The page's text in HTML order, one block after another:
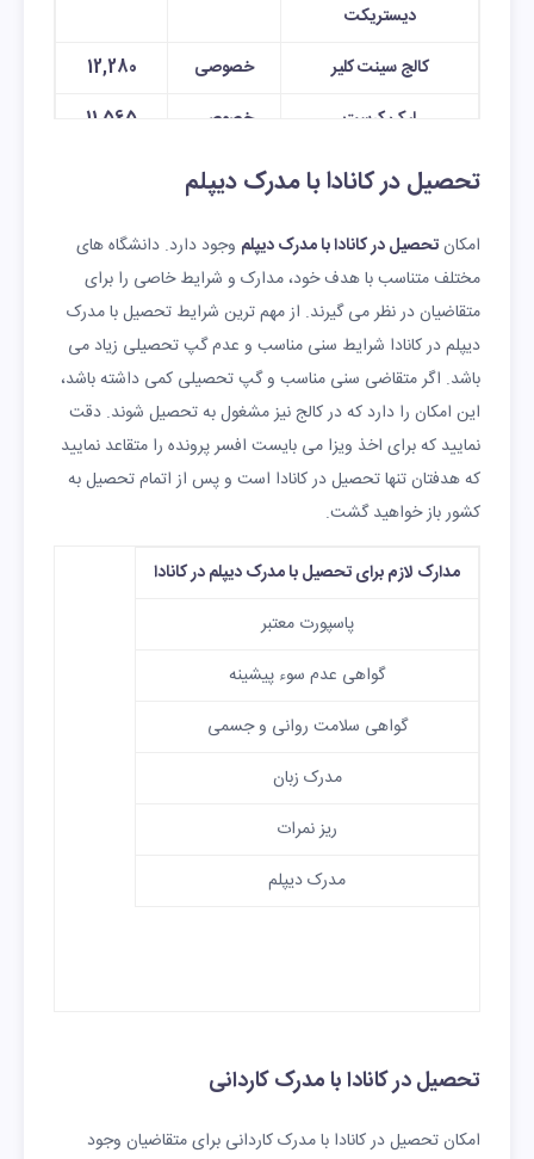
دیستریکت
کالج سینت کلیر خصوصی
12,280
لیک کرست
خصوصی
11,565
دبیرستان W P
Wagner
خصوصی
دبیرستان بت لهم دولتی
7,800
دبیرستان سیسلر
دولتی 8,724
تحصیل در کانادا با مدرک دیپلم
امکانتحصیل در کانادا با مدرک دیپلم وجود دارد. دانشگاه های
مختلف متناسب با هدف خود، مدارک و شرایط خاصی را برای
متقاضیان در نظر می گیرند. از مهم ترین شرایط تحصیل با مدرک
دیپلم در کانادا شرایط سنی مناسب و عدم گپ تحصیلی زیاد می
باشد. اگر متقاضی سنی مناسب و گپ تحصیلی کمی داشته باشد،
این امکان را دارد که در کالج نیز مشغول به تحصیل شوند. دقت
نمایید که برای اخذ ویزا می بایست افسر پرونده را متقاعد نمایید
که هدفتان تنها تحصیل در کانادا است و پس از اتمام تحصیل به
کشور باز خواهید گشت.
مدارک لازم برای تحصیل با مدرک دیپلم در کانادا
پاسپورت معتبر
گواهی عدم سوء پیشینه
گواهی سلامت روانی و جسمی
مدرک زبان
ریز نمرات
مدرک دیپلم
تحصیل در کانادا با مدرک کاردانی
امکان تحصیل در کانادا با مدرک کاردانی برای متقاضیان وجود